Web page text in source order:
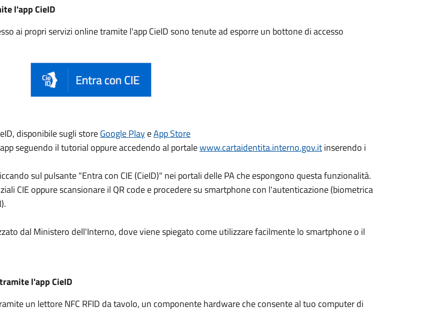
l'app CieID
ai propri servizi online tramite l'app CieID sono tenute ad esporre un bottone di accesso
disponibile sugli storeGoogle PlayeApp Store
seguendo il tutorial oppure accedendo al portalewww.cartaidentita.interno.gov.itinserendo i
sul pulsante "Entra con CIE (CieID)" nei portali delle PA che espongono questa funzionalità.
CIE oppure scansionare il QR code e procedere su smartphone con l'autenticazione (biometrica
dal Ministero dell'Interno, dove viene spiegato come utilizzare facilmente lo smartphone o il
l'app CieID
un lettore NFC RFID da tavolo, un componente hardware che consente al tuo computer di